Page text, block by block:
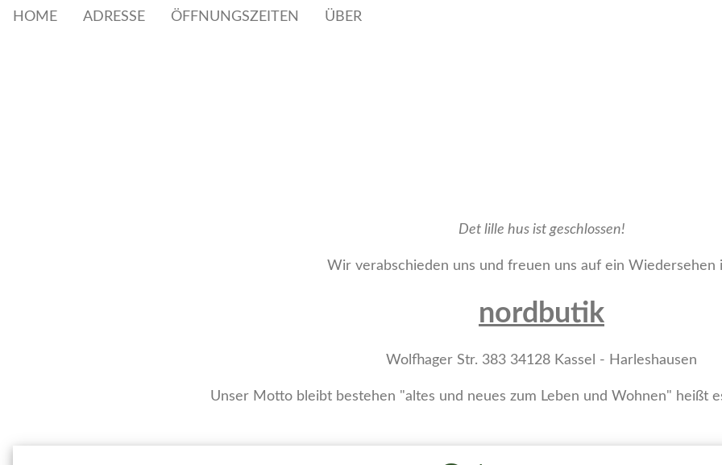
HOME ADRESSE ÖFFNUNGSZEITEN ÜBER
Det lille hus ist geschlossen!
Wir verabschieden uns und freuen uns auf ein Wiedersehen
nordbutik
Wolfhager Str. 383 34128 Kassel - Harleshausen
Unser Motto bleibt bestehen "altes und neues zum Leben und Wohnen" heißt